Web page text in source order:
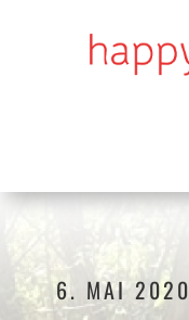
6. MAI 2020